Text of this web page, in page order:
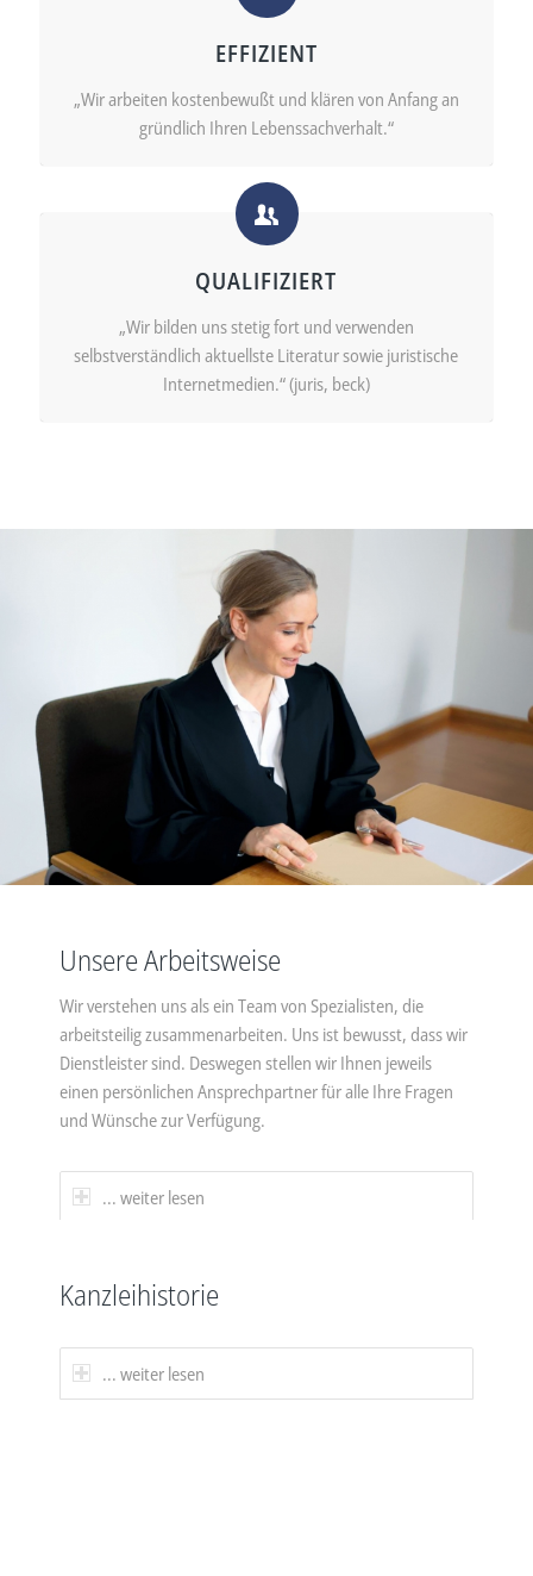
EFFIZIENT
„Wir arbeiten kostenbewußt und klären von Anfang an
gründlich Ihren Lebenssachverhalt.“
QUALIFIZIERT
„Wir bilden uns stetig fort und verwenden
selbstverständlich aktuellste Literatur sowie juristische
Internetmedien.“ (juris, beck)
Unsere Arbeitsweise
Wir verstehen uns als ein Team von Spezialisten, die
arbeitsteilig zusammenarbeiten. Uns ist bewusst, dass wir
Dienstleister sind. Deswegen stellen wir Ihnen jeweils
einen persönlichen Ansprechpartner für alle Ihre Fragen
und Wünsche zur Verfügung.
... weiter lesen
Kanzleihistorie
... weiter lesen